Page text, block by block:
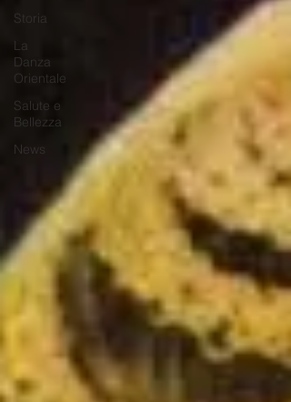
Storia
La
Danza
Orientale
Salute e
Bellezza
News